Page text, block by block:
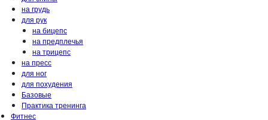
на грудь
для рук
на бицепс
на предплечья
на трицепс
на пресс
для ног
для похудения
Базовые
Практика тренинга
Фитнес